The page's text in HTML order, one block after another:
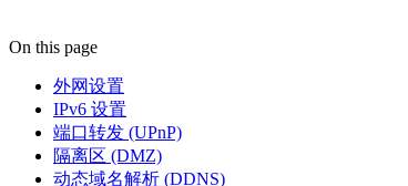
On this page
外网设置
IPv6 设置
端口转发 (UPnP)
隔离区 (DMZ)
动态域名解析 (DDNS)